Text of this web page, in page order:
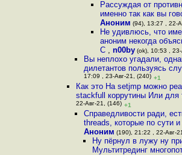
Рассуждая от
именно так как вы
Аноним (94), 13:27 , 22-
Не удивлюсь, что
аноним некогда
C , n00by(ok), 10:53 , 23-
Вы неплохо угадали,
дилетантов пользуясь
17:09 , 23-Авг-21, (240) +1
Как это На setjmp можно
stackfull коррутины Или для
22-Авг-21, (146) +1
Справедливости ради,
threads, которые по сути
Аноним (190), 21:22 , 22-Авг-
Ну пёрнул в лужу ну
Мультитрединг